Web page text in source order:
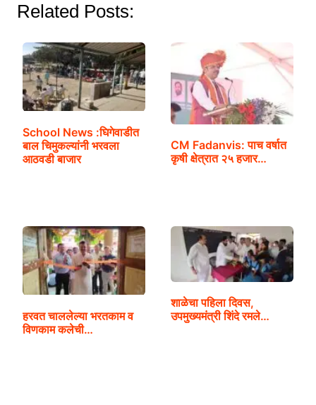
Related Posts:
School News :घिगेवाडीत
बाल चिमुकल्यांनी भरवला
आठवडी बाजार
CM Fadanvis: पाच वर्षात
कृषी क्षेत्रात २५ हजार…
हरवत चाललेल्या भरतकाम व
विणकाम कलेची…
शाळेचा पहिला दिवस,
उपमुख्यमंत्री शिंदे रमले…